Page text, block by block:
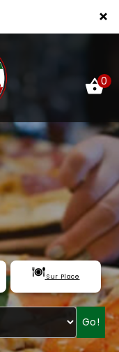
×
0
Sur Place
Go!